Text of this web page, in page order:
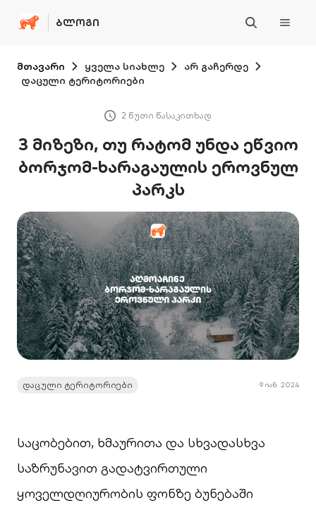
ᲑᲚᲝᲒᲘ
მთავარი ყველა სიახლე
არ გაჩერდე
დაცული ტერიტორიები
2 წუთი წასაკითხად
3 მიზეზი, თუ რატომ უნდა ეწვიო
ბორჯომ-ხარაგაულის ეროვნულ
პარკს
დაცული ტერიტორიები 9 იან. 2024
საცობებით, ხმაურითა და სხვადასხვა
საზრუნავით გადატვირთული
ყოველდღიურობის ფონზე ბუნებაში